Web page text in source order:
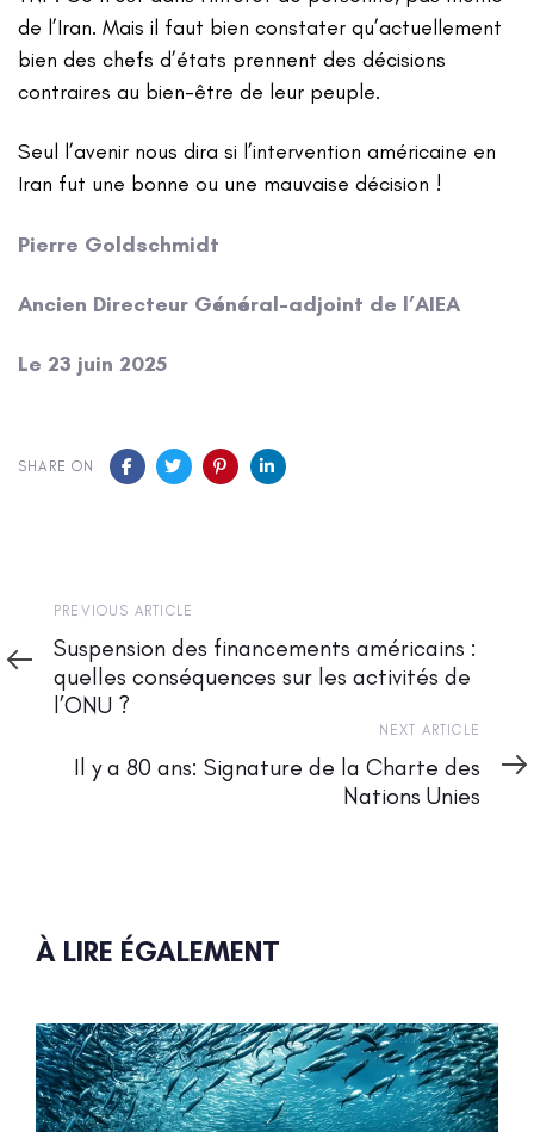
de l’Iran. Mais il faut bien constater qu’actuellement
bien des chefs d’états prennent des décisions
contraires au bien-être de leur peuple.
Seul l’avenir nous dira si l’intervention américaine en
Iran fut une bonne ou une mauvaise décision !
Pierre Goldschmidt
Ancien Directeur Général-adjoint de l’AIEA
Le 23 juin 2025
SHARE ON
Previous
Article
PREVIOUS ARTICLE
Suspension des financements américains :
quelles conséquences sur les activités de
l’ONU ?
Article
NEXT ARTICLE
Il y a 80 ans: Signature de la Charte des
Nations Unies
À LIRE ÉGALEMENT